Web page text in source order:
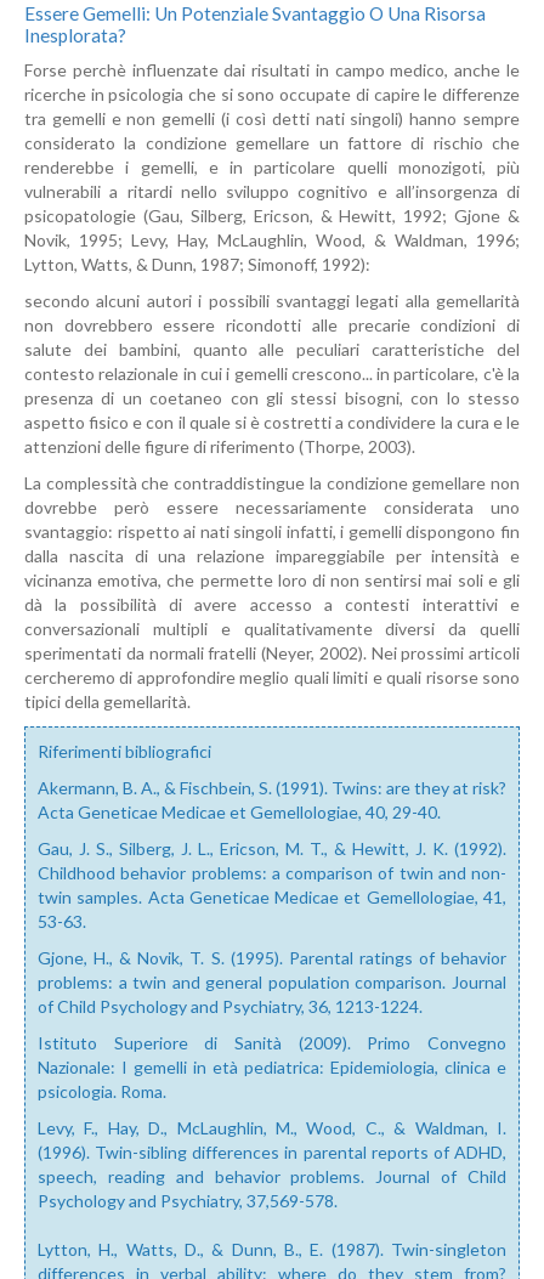
Essere Gemelli: Un Potenziale Svantaggio O Una Risorsa
Inesplorata?
Forse perchè influenzate dai risultati in campo medico, anche le
ricerche in psicologia che si sono occupate di capire le differenze
tra gemelli e non gemelli (i così detti nati singoli) hanno sempre
considerato la condizione gemellare un fattore di rischio che
renderebbe i gemelli, e in particolare quelli monozigoti, più
vulnerabili a ritardi nello sviluppo cognitivo e all’insorgenza di
psicopatologie (Gau, Silberg, Ericson, & Hewitt, 1992; Gjone &
Novik, 1995; Levy, Hay, McLaughlin, Wood, & Waldman, 1996;
Lytton, Watts, & Dunn, 1987; Simonoff, 1992):
secondo alcuni autori i possibili svantaggi legati alla gemellarità
non dovrebbero essere ricondotti alle precarie condizioni di
salute dei bambini, quanto alle peculiari caratteristiche del
contesto relazionale in cui i gemelli crescono... in particolare, c'è la
presenza di un coetaneo con gli stessi bisogni, con lo stesso
aspetto fisico e con il quale si è costretti a condividere la cura e le
attenzioni delle figure di riferimento (Thorpe, 2003).
La complessità che contraddistingue la condizione gemellare non
dovrebbe però essere necessariamente considerata uno
svantaggio: rispetto ai nati singoli infatti, i gemelli dispongono fin
dalla nascita di una relazione impareggiabile per intensità e
vicinanza emotiva, che permette loro di non sentirsi mai soli e gli
dà la possibilità di avere accesso a contesti interattivi e
conversazionali multipli e qualitativamente diversi da quelli
sperimentati da normali fratelli (Neyer, 2002). Nei prossimi articoli
cercheremo di approfondire meglio quali limiti e quali risorse sono
tipici della gemellarità.
Riferimenti bibliografici
Akermann, B. A., & Fischbein, S. (1991). Twins: are they at risk?
Acta Geneticae Medicae et Gemellologiae, 40, 29-40.
Gau, J. S., Silberg, J. L., Ericson, M. T., & Hewitt, J. K. (1992).
Childhood behavior problems: a comparison of twin and non-
twin samples. Acta Geneticae Medicae et Gemellologiae, 41,
53-63.
Gjone, H., & Novik, T. S. (1995). Parental ratings of behavior
problems: a twin and general population comparison. Journal
of Child Psychology and Psychiatry, 36, 1213-1224.
Istituto Superiore di Sanità (2009). Primo Convegno
Nazionale: I gemelli in età pediatrica: Epidemiologia, clinica e
psicologia. Roma.
Levy, F., Hay, D., McLaughlin, M., Wood, C., & Waldman, I.
(1996). Twin-sibling differences in parental reports of ADHD,
speech, reading and behavior problems. Journal of Child
Psychology and Psychiatry, 37,569-578.
Lytton, H., Watts, D., & Dunn, B., E. (1987). Twin-singleton
differences in verbal ability: where do they stem from?